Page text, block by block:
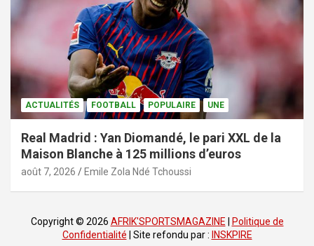
ACTUALITÉS FOOTBALL POPULAIRE UNE
Real Madrid : Yan Diomandé, le pari XXL de la
Maison Blanche à 125 millions d’euros
août 7, 2026 Emile Zola Ndé Tchoussi
Copyright © 2026 AFRIK'SPORTSMAGAZINE
Politique de
Confidentialité | Site refondu par : INSKPIRE